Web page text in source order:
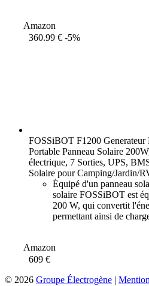
Amazon
360.99 € -5%
FOSSiBOT F1200
Portable Panneau Solaire
électrique, 7 Sorties, UPS,
Solaire pour Camping/Jardin/
Équipé d'un panneau
solaire FOSSiBOT est
200 W, qui convertit
permettant ainsi de
Amazon
609 €
© 2026 Groupe Électrogène |